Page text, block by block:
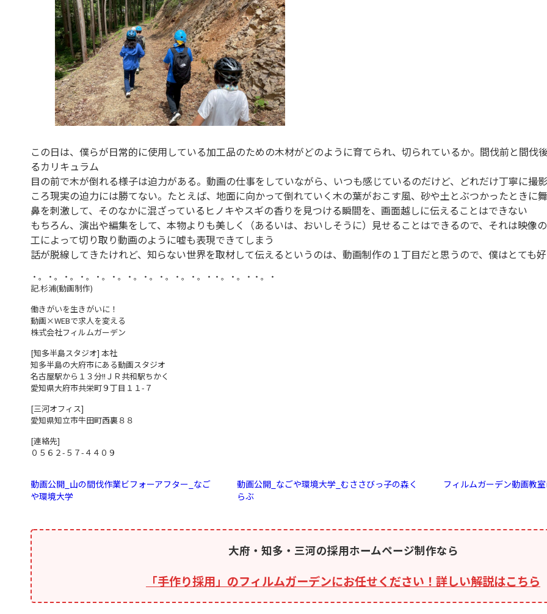
この日は、僕らが日常的に使用している加工品のための木材がどのように育てられ、切られているか。間伐前と間伐
るカリキュラム
目の前で木が倒れる様子は迫力がある。動画の仕事をしていながら、いつも感じているのだけど、どれだけ丁寧に撮
ころ現実の迫力には勝てない。たとえば、地面に向かって倒れていく木の葉がおこす風、砂や土とぶつかったときに
鼻を刺激して、そのなかに混ざっているヒノキやスギの香りを見つける瞬間を、画面越しに伝えることはできない
もちろん、演出や編集をして、本物よりも美しく（あるいは、おいしそうに）見せることはできるので、それは映像
工によって切り取り動画のように嘘も表現できてしまう
話が脱線してきたけれど、知らない世界を取材して伝えるというのは、動画制作の１丁目だと思うので、僕はとても
・。・。・。・。・。・。・。・。・。・。・。・・。・。・・。・
記.杉浦(動画制作)
働きがいを生きがいに！
動画×WEBで求人を変える
株式会社フィルムガーデン
[知多半島スタジオ] 本社
知多半島の大府市にある動画スタジオ
名古屋駅から１３分!!ＪＲ共和駅ちかく
愛知県大府市共栄町９丁目１１-７
[三河オフィス]
愛知県知立市牛田町西裏８８
[連絡先]
０５６２-５７-４４０９
動画公開_山の間伐作業ビフォーアフター_なご
や環境大学
動画公開_なごや環境大学_むささびっ子の森く
らぶ
フィルムガーデン動画教
大府・知多・三河の採用ホームページ制作なら
「手作り採用」のフィルムガーデンにお任せください！詳しい解説はこちら